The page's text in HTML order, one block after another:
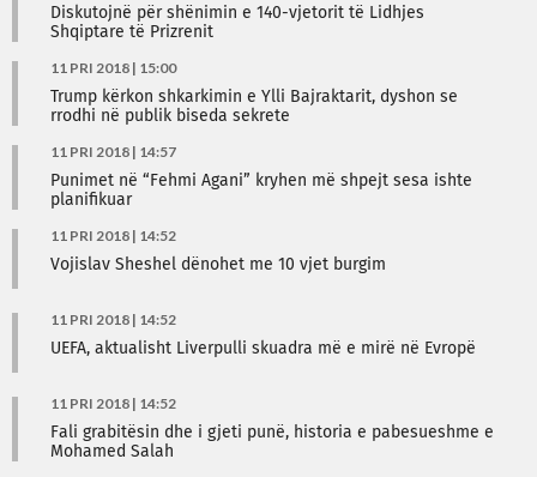
Diskutojnë për shënimin e 140-vjetorit të Lidhjes
Shqiptare të Prizrenit
11 PRI 2018 | 15:00
Trump kërkon shkarkimin e Ylli Bajraktarit, dyshon se
rrodhi në publik biseda sekrete
11 PRI 2018 | 14:57
Punimet në “Fehmi Agani” kryhen më shpejt sesa ishte
planifikuar
11 PRI 2018 | 14:52
Vojislav Sheshel dënohet me 10 vjet burgim
11 PRI 2018 | 14:52
UEFA, aktualisht Liverpulli skuadra më e mirë në Evropë
11 PRI 2018 | 14:52
Fali grabitësin dhe i gjeti punë, historia e pabesueshme e
Mohamed Salah